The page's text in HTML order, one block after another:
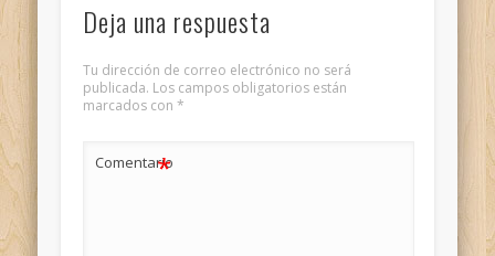
Deja una respuesta
Tu dirección de correo electrónico no será
publicada. Los campos obligatorios están
marcados con *
Comentario
*